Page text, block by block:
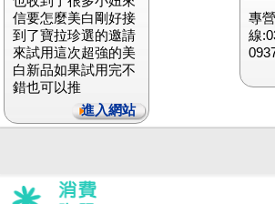
信要怎麼美白剛好接
到了寶拉珍選的邀請
來試用這次超強的美
白新品如果試用完不
錯也可以推
進入網站
專
線